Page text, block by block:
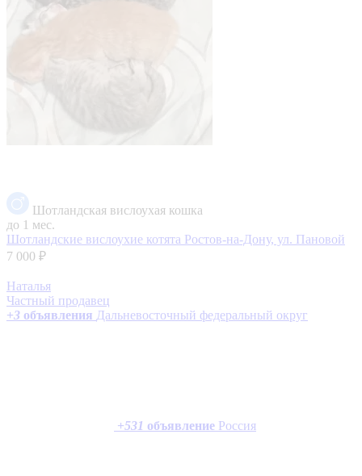
Шотландская вислоухая кошка
до 1 мес.
Шотландские вислоухие котята Ростов-на-Дону, ул. Пановой
7 000 ₽
Наталья
Частный продавец
+3 объявления Дальневосточный федеральный округ
+531 объявление Россия